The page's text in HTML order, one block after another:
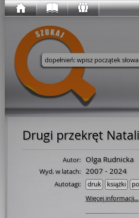
Wyszukaj w serwisie
Drugi przekręt
Autor: Olga Rudnicka
Wyd. w latach: 2007 - 2024
Autotagi: druk książki
Więcej informacji...